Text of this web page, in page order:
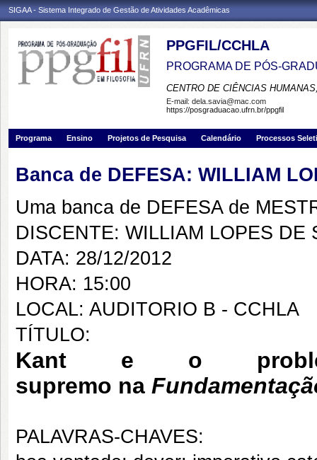
SIGAA - Sistema Integrado de Gestão de Atividades Acadêmicas
PPGFIL/CCHLA
PROGRAMA DE PÓS-
CENTRO DE CIÊNCIAS
E-mail: dela.savia@mac.com
https://posgraduacao.ufrn.br/ppgfil
Programa Ensino Projetos de Pesquisa Calendário Processos
Banca de DEFESA: WILLIAM
Uma banca de DEFESA de
DISCENTE: WILLIAM LOPES DE
DATA: 28/12/2012
HORA: 15:00
LOCAL: AUDITORIO B - CCHLA
TÍTULO:
Kant e o
supremo na
PALAVRAS-CHAVES: